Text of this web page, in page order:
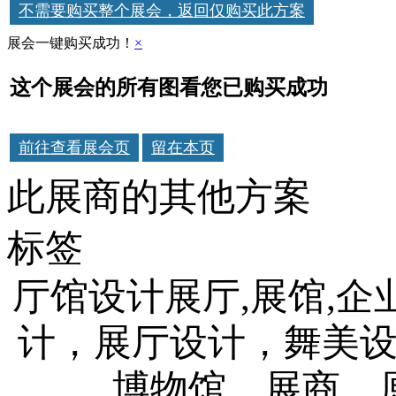
不需要购买整个展会，返回仅购买此方案
展会一键购买成功！ ×
这个展会的所有图看您已购买成功
前往查看展会页 留在本页
此展商的其他方案
标签
厅馆设计展厅,展馆,企
计，展厅设计，舞美